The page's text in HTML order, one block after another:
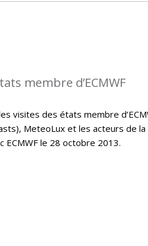
membre d’ECMWF
visites des états membre
MeteoLux et les acteurs de
ECMWF le 28 octobre 2013.